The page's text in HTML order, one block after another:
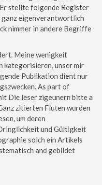
Er stellte folgende Register
ganz eigenverantwortlich
nimmer in andere Begriffe
Meine wenigkeit
kategorisieren, unser mir
Publikation dient nur
As part of
Die leser zigeunern bitte a
zitierten Fluten wurden
um deren
und Gültigkeit
solch ein Artikels
and gebildet